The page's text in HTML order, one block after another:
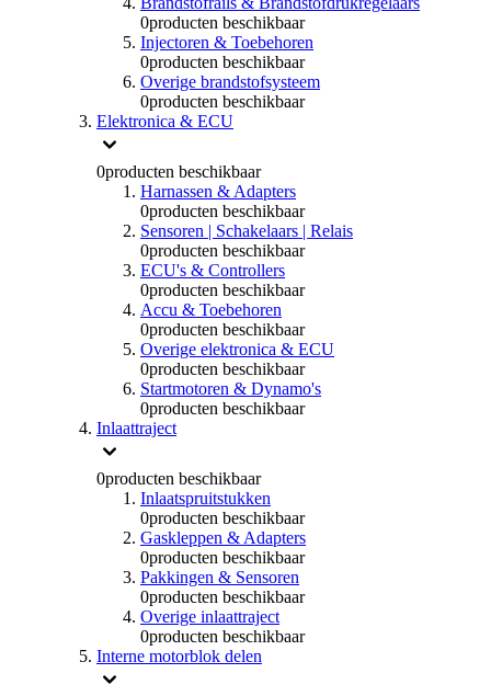
0producten beschikbaar
Injectoren & Toebehoren
0producten beschikbaar
Overige brandstofsysteem
0producten beschikbaar
Elektronica & ECU
0producten beschikbaar
Harnassen & Adapters
0producten beschikbaar
Sensoren | Schakelaars | Relais
0producten beschikbaar
ECU's & Controllers
0producten beschikbaar
Accu & Toebehoren
0producten beschikbaar
Overige elektronica & ECU
0producten beschikbaar
Startmotoren & Dynamo's
0producten beschikbaar
Inlaattraject
0producten beschikbaar
Inlaatspruitstukken
0producten beschikbaar
Gaskleppen & Adapters
0producten beschikbaar
Pakkingen & Sensoren
0producten beschikbaar
Overige inlaattraject
0producten beschikbaar
Interne motorblok delen